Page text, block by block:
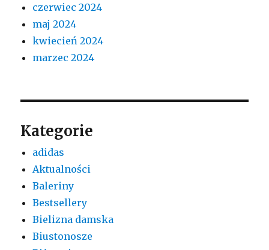
czerwiec 2024
maj 2024
kwiecień 2024
marzec 2024
Kategorie
adidas
Aktualności
Baleriny
Bestsellery
Bielizna damska
Biustonosze